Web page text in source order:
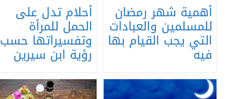
أهمية شهر رمضان
للمسلمين والعبادات
التي يجب القيام بها
فيه
أحلام تدل على
الحمل للمرأة
وتفسيراتها حسب
رؤية ابن سيرين